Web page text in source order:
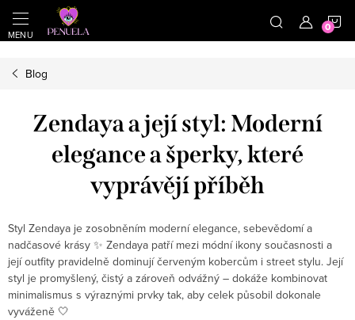
https://cz.pinterest.com/shoppenuela/
Přejít na obsah
Blog
Zendaya a její styl: Moderní
elegance a šperky, které
vyprávějí příběh
Styl Zendaya je zosobněním moderní elegance, sebevědomí a
nadčasové krásy ✨ Zendaya patří mezi módní ikony současnosti a
její outfity pravidelně dominují červeným kobercům i street stylu. Její
styl je promyšlený, čistý a zároveň odvážný – dokáže kombinovat
minimalismus s výraznými prvky tak, aby celek působil dokonale
vyváženě 🤍